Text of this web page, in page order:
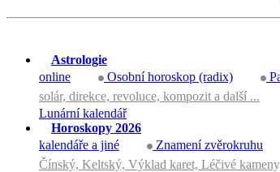
Astrologie
online
Osobní horoskop (radix)
solár, direkce, revoluce, kompozit a další ...
Lunární kalendář
Horoskopy 2026
kalendáře a jiné
Znamení zvěrokruhu
Čínský, Keltský, Výklad karet, Léčivé